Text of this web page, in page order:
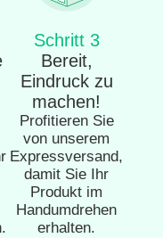
Schritt 3
Bereit,
Eindruck zu
machen!
Profitieren Sie
von unserem
Expressversand,
damit Sie Ihr
Produkt im
Handumdrehen
erhalten.